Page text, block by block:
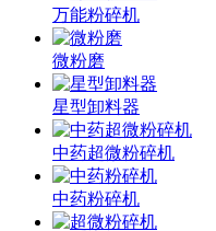
万能粉碎机
微粉磨
星型卸料器
中药超微粉碎机
中药粉碎机